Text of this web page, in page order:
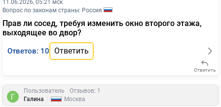
11.06.2026, 05:21 мск
Вопрос по законам страны: Россия
Прав ли сосед, требуя изменить окно второго этажа,
выходящее во двор?
Ответов: 10 Ответить
Ответить
Пользователь
Отзывов: 1
Галина
Москва